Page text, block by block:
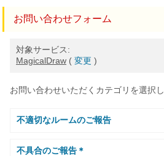
お問い合わせフォーム
対象サービス:
MagicalDraw ( 変更 )
お問い合わせいただくカテゴリを選択
不適切なルームのご報告
不具合のご報告＊